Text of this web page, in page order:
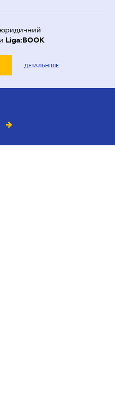
Liga:BOOK
ДЕТАЛЬНІШЕ